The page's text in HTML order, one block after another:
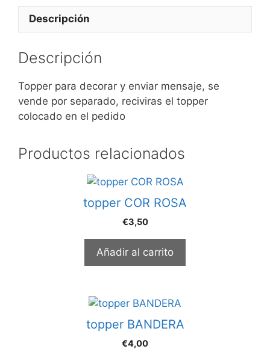
Descripción
Descripción
Topper para decorar y enviar mensaje, se
vende por separado, reciviras el topper
colocado en el pedido
Productos relacionados
topper COR ROSA
€3,50
Añadir al carrito
topper BANDERA
€4,00